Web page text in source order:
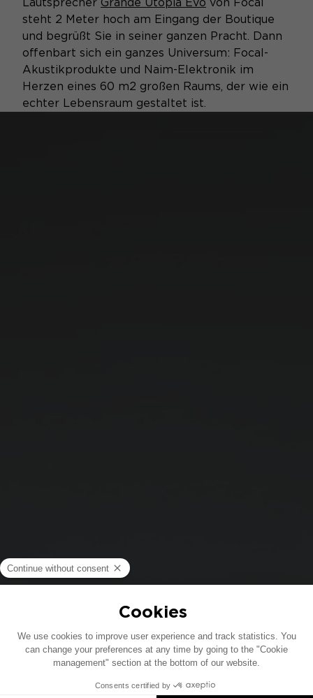
steht 2 Meter hoch am Eingang der Boutique
und begrüßt Sie in seiner ganzen Pracht. Dann
offenbart sich ein ganzes Universum: Focal-
Akustikprodukte und Naim-Elektronik im
Herzen eines 60 m2 großen Raums, der wie ein
echter Lebensraum gestaltet ist.